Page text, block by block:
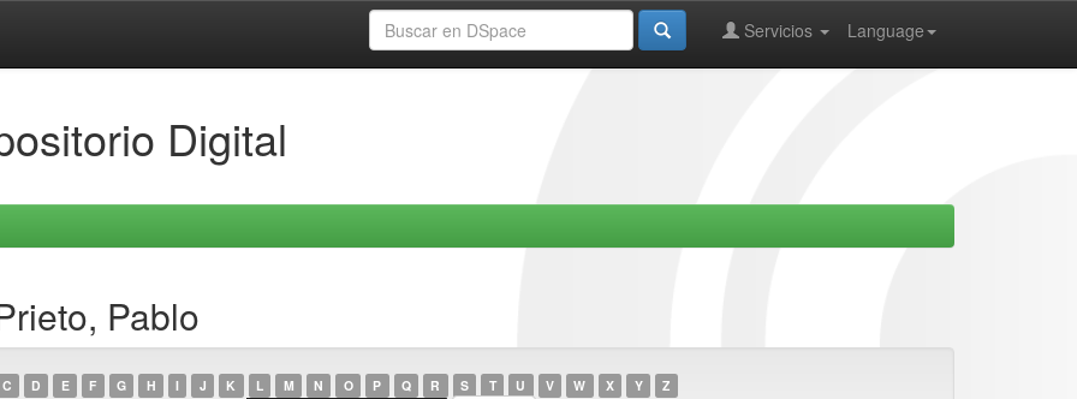
Language
Servicios
Digital
Pablo
C D E F G H I J K L M N O P Q R S T U V W X Y Z